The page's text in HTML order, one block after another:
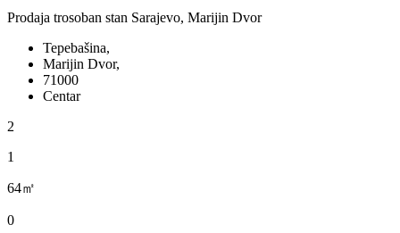
Prodaja trosoban stan Sarajevo, Marijin Dvor
Tepebašina,
Marijin Dvor,
71000
Centar
2
1
64㎡
0